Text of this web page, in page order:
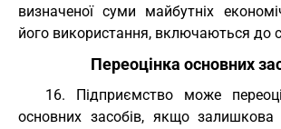
визначеної суми майбутніх
його використання, включаються до
Переоцінка основних
16. Підприємство може
основних засобів, якщо залишкова